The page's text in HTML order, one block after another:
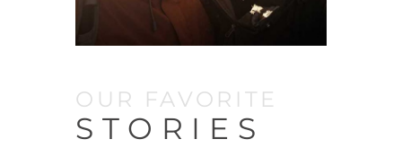
OUR FAVORITE
STORIES